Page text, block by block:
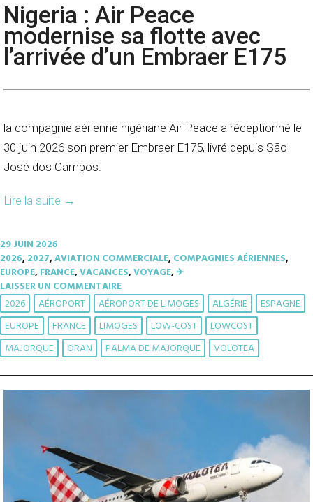
Nigeria : Air Peace
modernise sa flotte avec
l’arrivée d’un Embraer E175
la compagnie aérienne nigériane Air Peace a réceptionné le
30 juin 2026 son premier Embraer E175, livré depuis São
José dos Campos.
Lire la suite →
29 JUIN 2026
2026,2027,AVIATION COMMERCIALE,COMPAGNIES AÉRIENNES,
EUROPE,FRANCE,VACANCES,VOYAGE,✈︎
LAISSER UN COMMENTAIRE
2026 AÉROPORT AÉROPORT DE LIMOGES ALGÉRIE
ESPAGNE
EUROPE
FRANCE LIMOGES LOW-COST
LOWCOST
MAJORQUE
ORAN PALMA DE MAJORQUE VOLOTEA